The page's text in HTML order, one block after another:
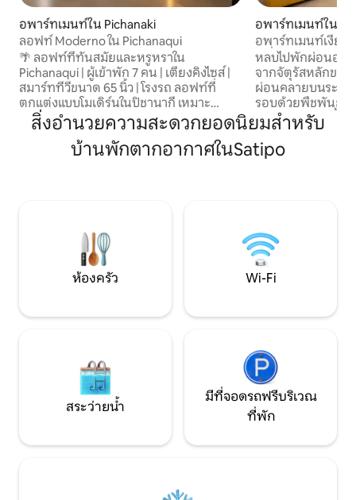
อพาร์ทเมนท์ใน Pichanaki
ลอฟท์ Moderno ใน Pichanaqui
🌴 ลอฟท์ที่ทันสมัยและหรูหราใน
Pichanaqui | ผู้เข้าพัก 7 คน | เตียงคิงไซส์ |
สมาร์ททีวีขนาด 65 นิ้ว | โรงรถ ลอฟท์ที่
ตกแต่งแบบโมเดิร์นในปิชานากี เหมาะ
สำหรับคู่รัก กลุ่ม และครอบครัว เพลิดเพลิน
กับเตียงคิงไซส์ 1 เตียง เตียงคู่ 1 เตียง เตียง
ควีนไซส์ 1 เตียง สมาร์ททีวี 65 นิ้ว ห้องครัวมี
ทำงาน มาเพลิดเพลินกับที่พักในอุดมคติ
ของคุณในปิชานากี!
อพาร์ทเมนท์ใน
อพาร์ทเมนท์เงียบ
เครื่องปรับอากาศ
หลบไปพักผ่อนอย่า
จากจัตุรัสหลักของ
ผ่อนคลายบนระเบี
รอบด้วยพืชพันธุ์เขี
เพลิดเพลินกับพื้น
เสียง ออกแบบมา
คลาย หลังจากสำร
น่าทึ่งมาทั้งวัน ก็ม
สิ่งอำนวยความสะดวกยอดนิยมสำหรับ
บ้านพักตากอากาศในSatipo
ห้องครัว Wi-Fi
สระว่ายน้ำ
มีที่จอดรถฟรีบริเวณ
ที่พัก